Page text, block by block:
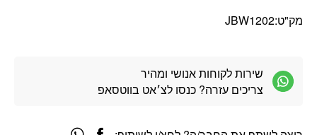
מק"ט:JBW1202
שירות לקוחות אנושי ומהיר
צריכים עזרה? כנסו לצ׳אט בווטסאפ